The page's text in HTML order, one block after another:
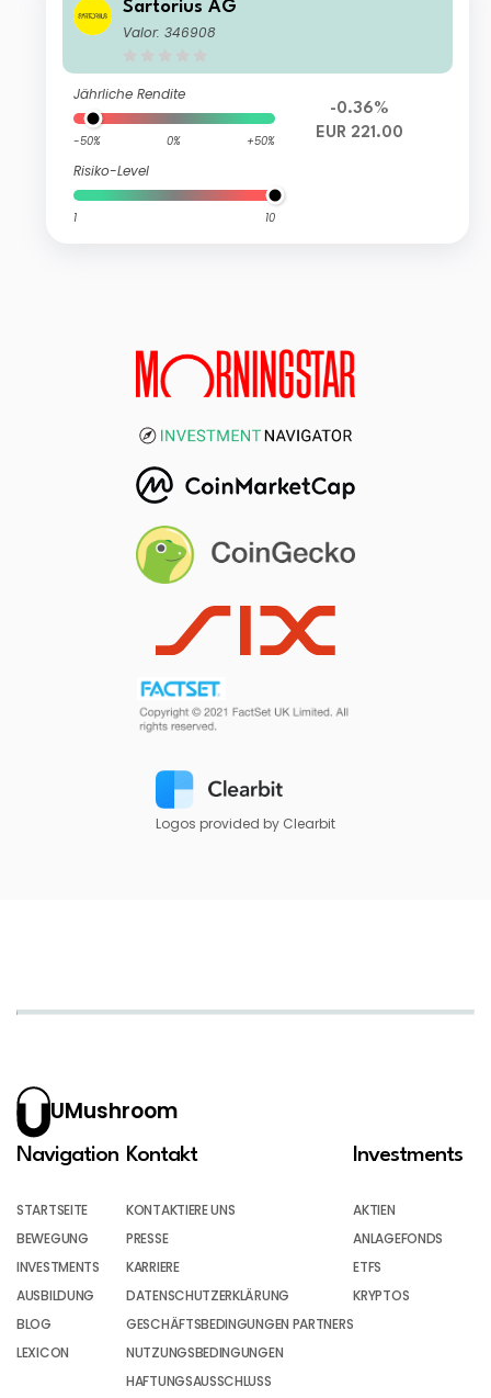
Sartorius AG
Valor: 346908
Jährliche Rendite
-50% 0% +50%
Risiko-Level
1 10
-0.36%
EUR 221.00
Logos provided by Clearbit
UMushroom
Navigation
STARTSEITE
BEWEGUNG
INVESTMENTS
AUSBILDUNG
BLOG
LEXICON
Kontakt
KONTAKTIERE UNS
PRESSE
KARRIERE
DATENSCHUTZERKLÄRUNG
GESCHÄFTSBEDINGUNGEN PARTNERS
NUTZUNGSBEDINGUNGEN
HAFTUNGSAUSSCHLUSS
Investments
AKTIEN
ANLAGEFONDS
ETFS
KRYPTOS